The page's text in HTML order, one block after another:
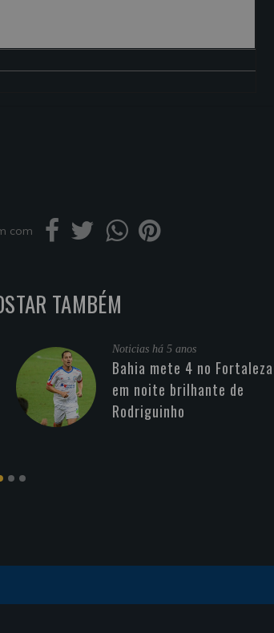
com
TAMBÉM
Noticias há 5 anos
Bahia mete 4 no Fortaleza
em noite brilhante de
Rodriguinho